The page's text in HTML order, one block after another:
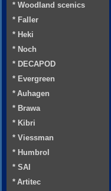
* Woodland scenics
* Faller
* Heki
* Noch
* DECAPOD
* Evergreen
* Auhagen
* Brawa
* Kibri
* Viessman
* Humbrol
* SAI
* Artitec